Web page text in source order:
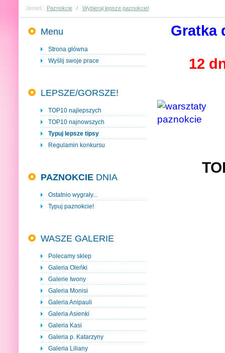
Jesteś: Paznokcie / Wybieraj lepsze paznokcie!
Gratka
12
Menu
Strona główna
Wyślij swoje prace
LEPSZE/GORSZE!
TOP10 najlepszych
TOP10 najnowszych
Typuj lepsze tipsy
Regulamin konkursu
PAZNOKCIE DNIA
Ostatnio wygrały...
Typuj paznokcie!
WASZE GALERIE
Polecamy sklep
Galeria Oleńki
Galerie Iwony
Galeria Monisi
Galeria Anipauli
Galeria Asienki
Galeria Kasi
Galeria p. Katarzyny
Galeria Liliany